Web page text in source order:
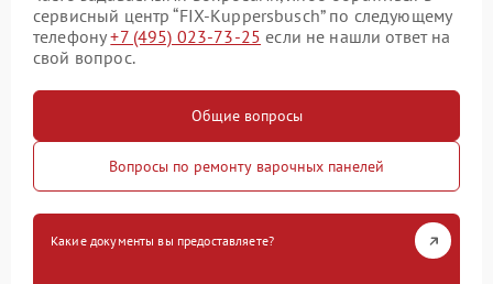
сервисный центр “FIX-Kuppersbusch” по следующему
телефону+7 (495) 023-73-25 если не нашли ответ на
свой вопрос.
Общие вопросы
Вопросы по ремонту варочных панелей
Какие документы вы предоставляете?